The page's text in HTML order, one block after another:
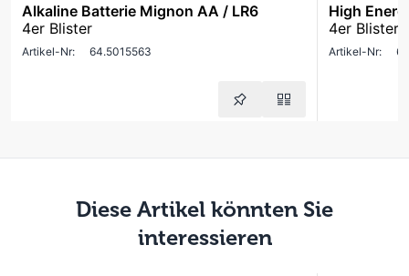
Alkaline Batterie Mignon AA / LR6
4er Blister
Artikel-Nr: 64.5015563
High
4er Blister
Artikel-Nr:
Diese Artikel könnten Sie
interessieren